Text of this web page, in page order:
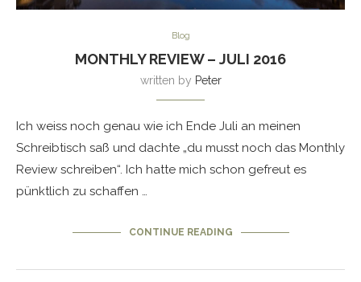
Blog
MONTHLY REVIEW – JULI 2016
written by Peter
Ich weiss noch genau wie ich Ende Juli an meinen
Schreibtisch saß und dachte „du musst noch das Monthly
Review schreiben“. Ich hatte mich schon gefreut es
pünktlich zu schaffen …
CONTINUE READING